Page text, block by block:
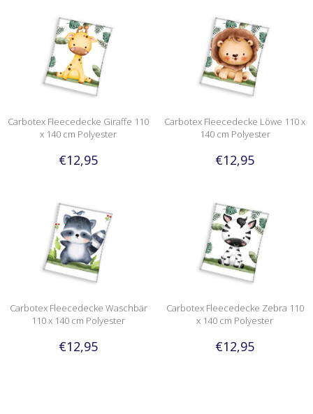
Carbotex Fleecedecke Giraffe 110
x 140 cm Polyester
€12,95
Carbotex Fleecedecke Löwe 110 x
140 cm Polyester
€12,95
Carbotex Fleecedecke Waschbär
110 x 140 cm Polyester
€12,95
Carbotex Fleecedecke Zebra 110
x 140 cm Polyester
€12,95